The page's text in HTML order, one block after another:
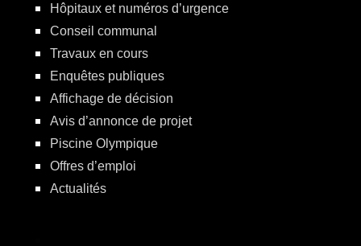
Hôpitaux et numéros d’urgence
Conseil communal
Travaux en cours
Enquêtes publiques
Affichage de décision
Avis d’annonce de projet
Piscine Olympique
Offres d’emploi
Actualités